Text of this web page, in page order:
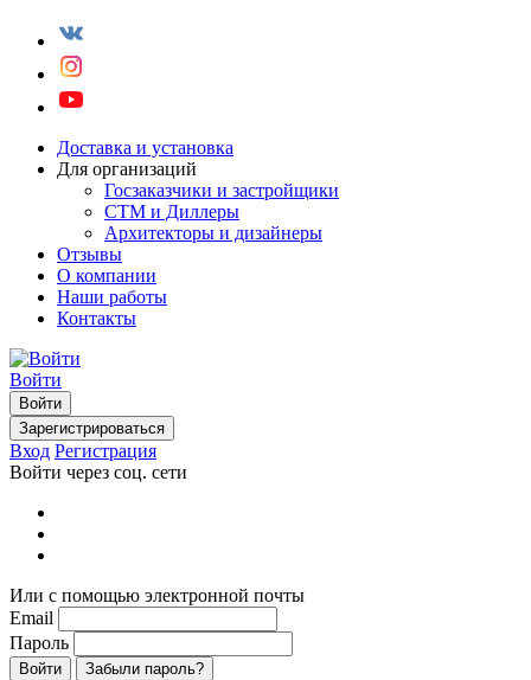
Доставка и установка
Для организаций
Госзаказчики и застройщики
СТМ и Диллеры
Архитекторы и дизайнеры
Отзывы
О компании
Наши работы
Контакты
Войти
Войти
Зарегистрироваться
Вход Регистрация
Войти через соц. сети
Или с помощью электронной почты
Email
Пароль
Войти Забыли пароль?